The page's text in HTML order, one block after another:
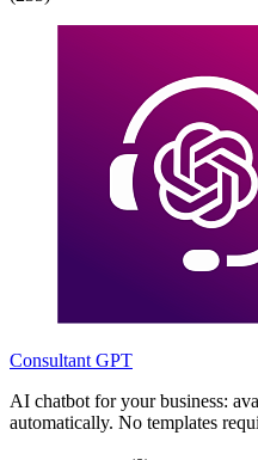
Consultant GPT
AI chatbot for your business:
automatically. No templates